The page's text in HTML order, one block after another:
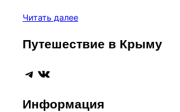
Читать далее«Озеро
Путешествие в Крыму
Telegram
ВКонтакте
Информация